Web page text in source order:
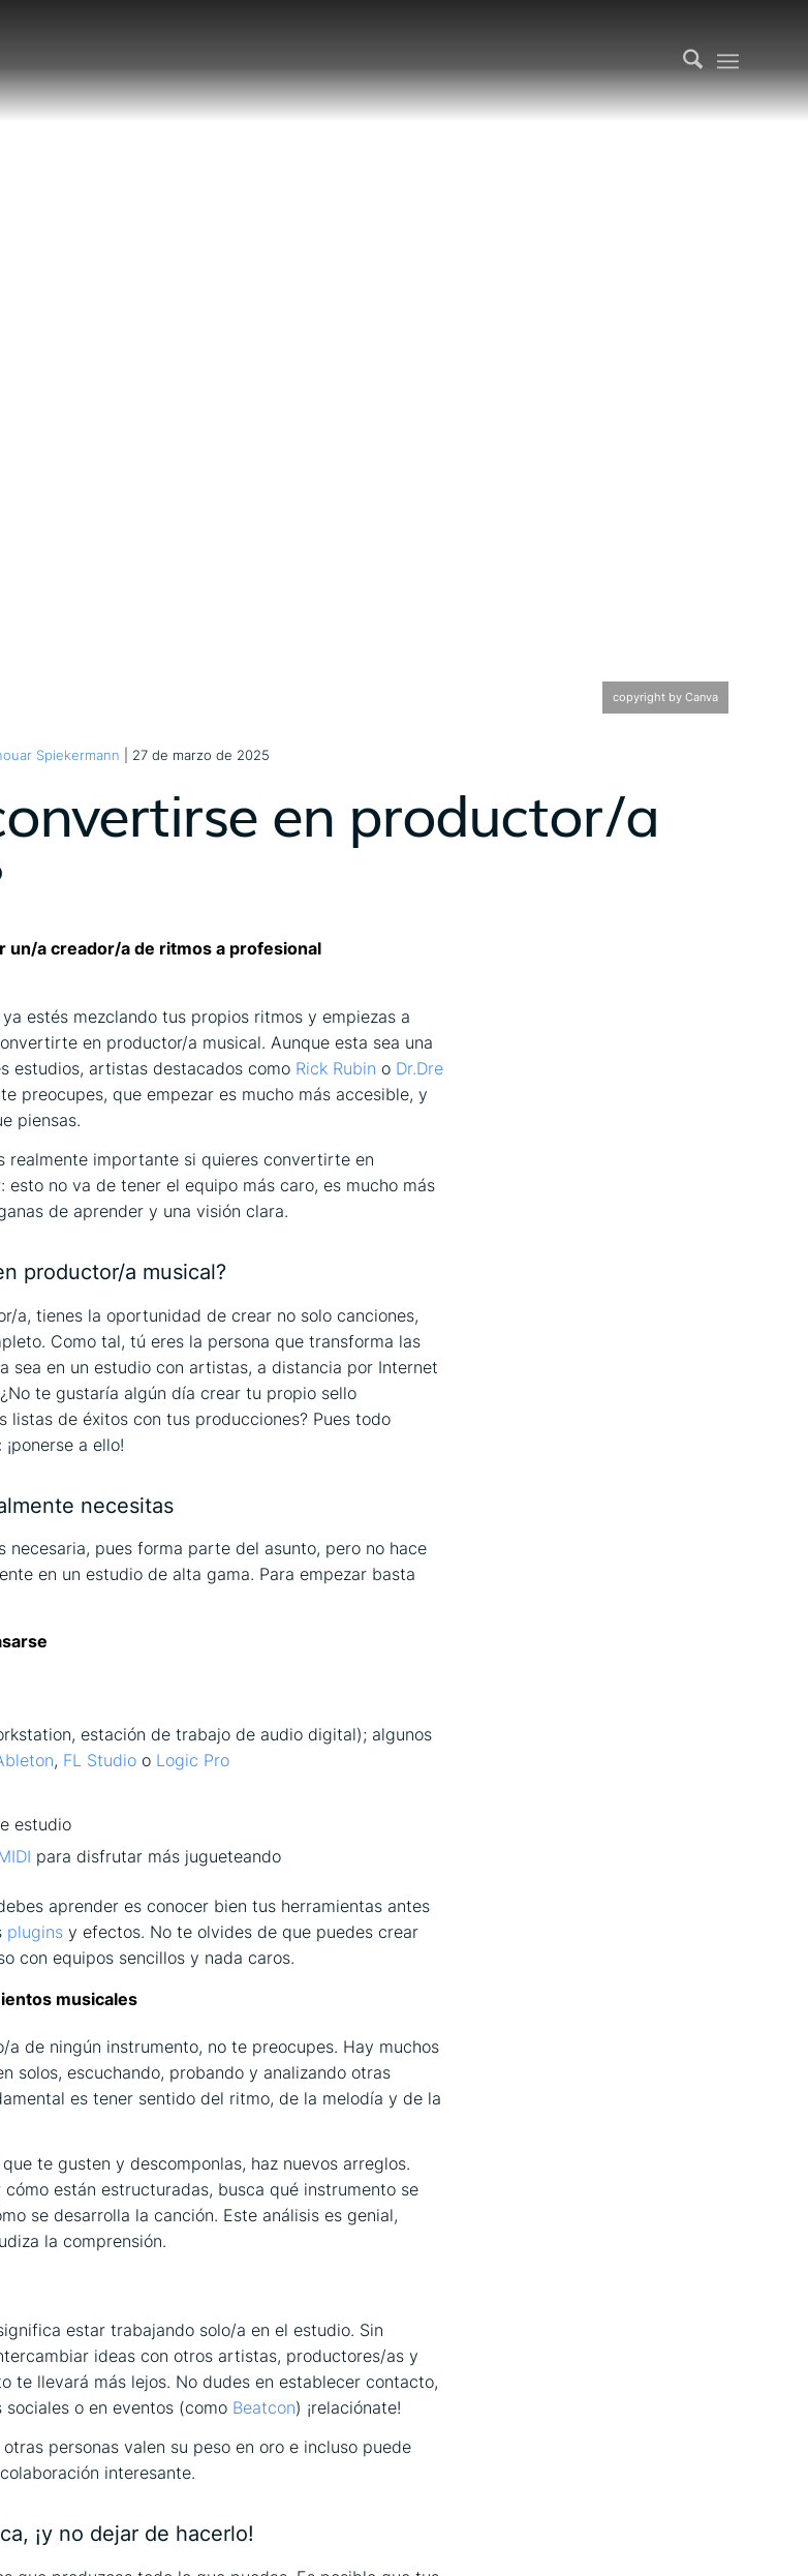
copyright by Canva
Spiekermann | 27 de marzo de 2025
en productor/a
un/a creador/a de ritmos a profesional
estés mezclando tus propios ritmos y empiezas a
en productor/a musical. Aunque esta sea una
estudios, artistas destacados como Rick Rubin o Dr.Dre
preocupes, que empezar es mucho más accesible, y
piensas.
realmente importante si quieres convertirte en
esto no va de tener el equipo más caro, es mucho más
de aprender y una visión clara.
productor/a musical?
a, tienes la oportunidad de crear no solo canciones,
Como tal, tú eres la persona que transforma las
sea en un estudio con artistas, a distancia por Internet
te gustaría algún día crear tu propio sello
listas de éxitos con tus producciones? Pues todo
a ello!
necesitas
necesaria, pues forma parte del asunto, pero no hace
en un estudio de alta gama. Para empezar basta
estación de trabajo de audio digital); algunos
, FL Studio o Logic Pro
estudio
para disfrutar más jugueteando
aprender es conocer bien tus herramientas antes
plugins y efectos. No te olvides de que puedes crear
con equipos sencillos y nada caros.
musicales
a de ningún instrumento, no te preocupes. Hay muchos
solos, escuchando, probando y analizando otras
es tener sentido del ritmo, de la melodía y de la
te gusten y descomponlas, haz nuevos arreglos.
están estructuradas, busca qué instrumento se
se desarrolla la canción. Este análisis es genial,
la comprensión.
estar trabajando solo/a en el estudio. Sin
ideas con otros artistas, productores/as y
te llevará más lejos. No dudes en establecer contacto,
o en eventos (como Beatcon) ¡relaciónate!
personas valen su peso en oro e incluso puede
interesante.
¡y no dejar de hacerlo!